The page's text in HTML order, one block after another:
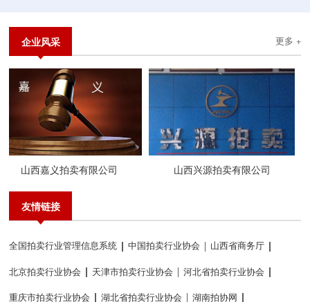
企业风采 更多 +
山西嘉义拍卖有限公司 山西兴源拍卖有限公司
友情链接
全国拍卖行业管理信息系统 中国拍卖行业协会 山西省商务厅
北京拍卖行业协会 天津市拍卖行业协会 河北省拍卖行业协会
重庆市拍卖行业协会 湖北省拍卖行业协会 湖南拍协网